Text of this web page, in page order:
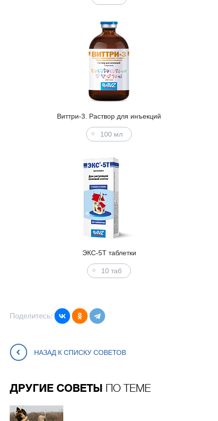
Виттри-3. Раствор для инъекций
100 мл
ЭКС-5Т таблетки
10 таб
Поделитесь:
НАЗАД К СПИСКУ СОВЕТОВ
ДРУГИЕ СОВЕТЫ ПО ТЕМЕ